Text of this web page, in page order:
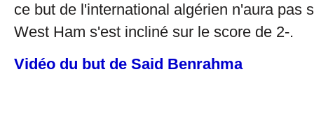
ce but de l'international algérien n'aura pas
West Ham s'est incliné sur le score de 2-.
Vidéo du but de Said Benrahma